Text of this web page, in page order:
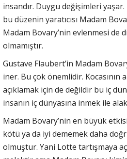
insandır. Duygu değişimleri
bu düzenin yaratıcısı Madam
Madam Bovary’nin evlenmesi de
olmamıştır.
Gustave Flaubert’in Madam
iner. Bu çok önemlidir. Kocasının
açıklamak için de değildir bu iç
insanın iç dünyasına inmek ile
Madam Bovary’nin en büyük
kötü ya da iyi dememek daha
olmuştur. Yani Lotte tartışmaya